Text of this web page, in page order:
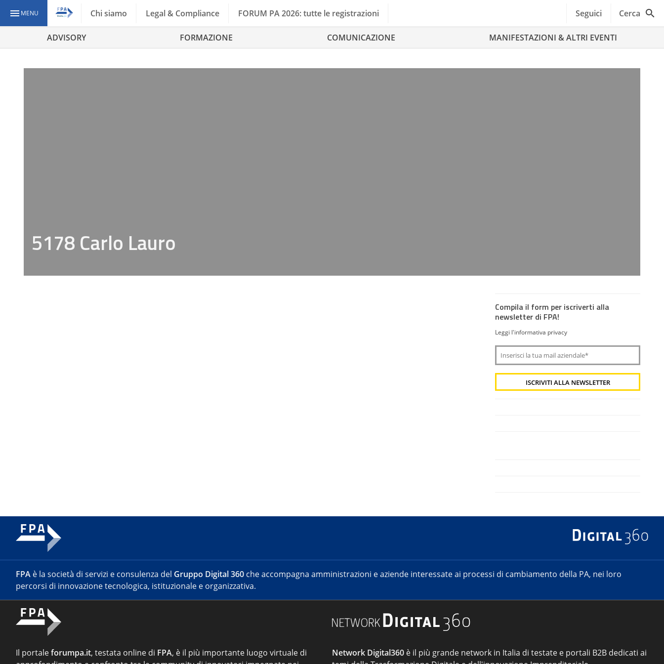
MENU Chi siamo Legal & Compliance FORUM PA 2026: tutte le registrazioni Seguici Cerca
ADVISORY FORMAZIONE COMUNICAZIONE MANIFESTAZIONI & ALTRI EVENTI
5178 Carlo Lauro
Compila il form per iscriverti alla
newsletter di FPA!
Leggi l'informativa privacy
FPA è la società di servizi e consulenza del Gruppo Digital 360 che accompagna amministrazioni e aziende interessate ai processi di cambiamento della PA, nei loro
percorsi di innovazione tecnologica, istituzionale e organizzativa.
Il portaleforumpa.it, testata online di FPA, è il più importante luogo virtuale di
Network Digital360 è il più grande network in Italia di testate e portali B2B dedicati ai